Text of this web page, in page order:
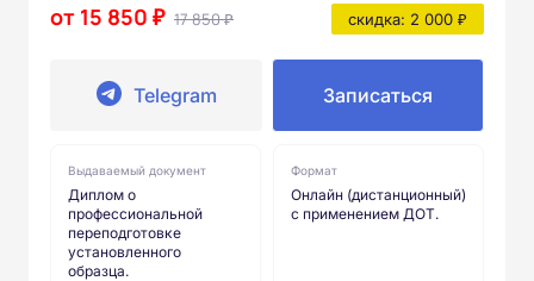
от 15 850 ₽ 17 850 ₽ скидка: 2 000 ₽
Telegram Записаться
Выдаваемый документ
Диплом о
профессиональной
переподготовке
установленного
образца.
Формат
Онлайн (дистанционный)
с применением ДОТ.